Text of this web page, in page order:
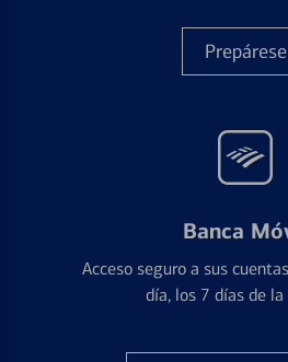
Prepárese
Banca
Acceso seguro a sus
día, los 7 días de la